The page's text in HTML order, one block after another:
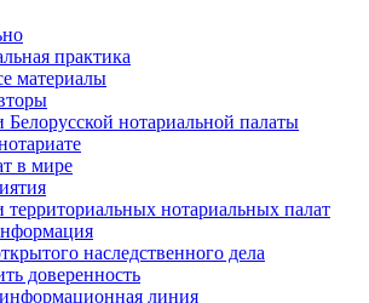
практика
материалы
Белорусской нотариальной палаты
в мире
территориальных нотариальных палат
наследственного дела
доверенность
линия